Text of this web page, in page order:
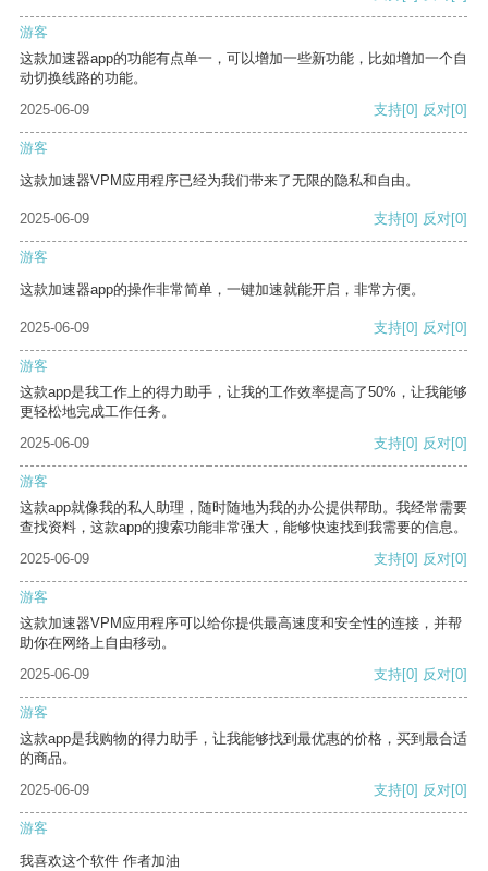
游客
这款加速器app的功能有点单一，可以增加一些新功能，比如增加一个自
动切换线路的功能。
2025-06-09
支持[0] 反对[0]
游客
这款加速器VPM应用程序已经为我们带来了无限的隐私和自由。
2025-06-09 支持[0] 反对[0]
游客
这款加速器app的操作非常简单，一键加速就能开启，非常方便。
2025-06-09 支持[0] 反对[0]
游客
这款app是我工作上的得力助手，让我的工作效率提高了50%，让我能够
更轻松地完成工作任务。
2025-06-09
支持[0] 反对[0]
游客
这款app就像我的私人助理，随时随地为我的办公提供帮助。我经常需要
查找资料，这款app的搜索功能非常强大，能够快速找到我需要的信息。
2025-06-09
支持[0] 反对[0]
游客
这款加速器VPM应用程序可以给你提供最高速度和安全性的连接，并帮
助你在网络上自由移动。
2025-06-09
支持[0] 反对[0]
游客
这款app是我购物的得力助手，让我能够找到最优惠的价格，买到最合适
的商品。
2025-06-09
支持[0] 反对[0]
游客
我喜欢这个软件 作者加油